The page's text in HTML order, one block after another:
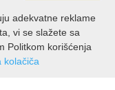
adekvatne reklame
vi se slažete sa
Politkom korišćenja
kolačiča